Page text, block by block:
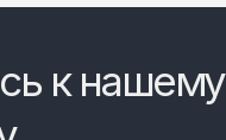
к нашему